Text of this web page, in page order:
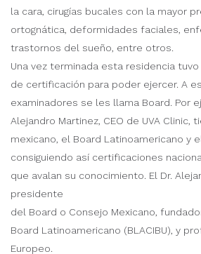
la cara, cirugías bucales con la mayor
ortognática, deformidades faciales,
trastornos del sueño, entre otros.
Una vez terminada esta residencia
de certificación para poder ejercer. A
examinadores se les llama Board. Por
Alejandro Martinez, CEO de UVA Clinic,
mexicano, el Board Latinoamericano y
consiguiendo así certificaciones
que avalan su conocimiento. El Dr.
presidente
del Board o Consejo Mexicano,
Board Latinoamericano (BLACIBU), y
Europeo.